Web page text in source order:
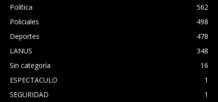
Política
562
Policiales
498
Deportes
478
LANUS
348
Sin categoría
16
ESPECTACULO
1
SEGURIDAD
1